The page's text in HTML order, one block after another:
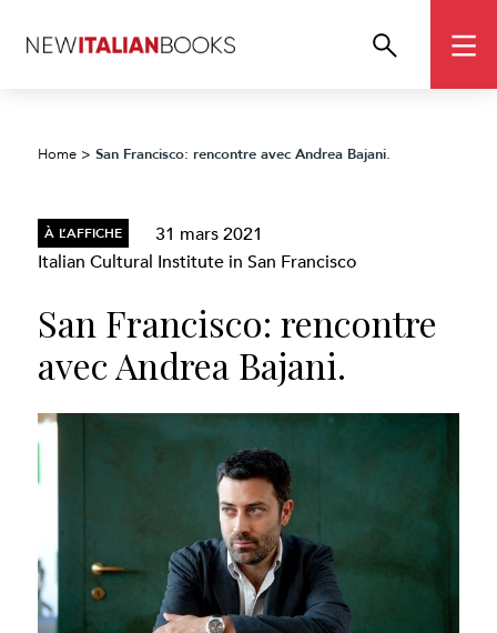
Home >San Francisco: rencontre avec Andrea Bajani.
À L’AFFICHE
31 mars 2021
Italian Cultural Institute in San Francisco
San Francisco: rencontre
avec Andrea Bajani.